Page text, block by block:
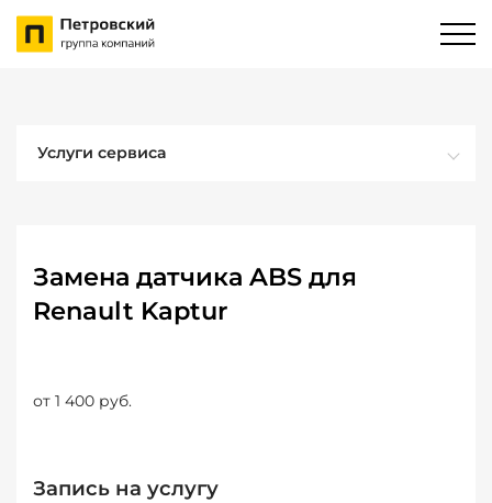
Услуги сервиса
Замена датчика ABS для
Renault Kaptur
от 1 400 руб.
Запись на услугу